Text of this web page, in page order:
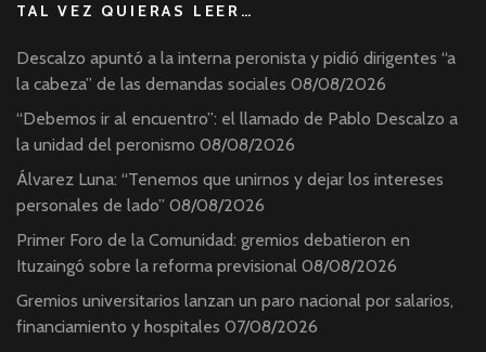
TAL VEZ QUIERAS LEER…
Descalzo apuntó a la interna peronista y pidió dirigentes “a
la cabeza” de las demandas sociales 08/08/2026
“Debemos ir al encuentro”: el llamado de Pablo Descalzo a
la unidad del peronismo 08/08/2026
Álvarez Luna: “Tenemos que unirnos y dejar los intereses
personales de lado” 08/08/2026
Primer Foro de la Comunidad: gremios debatieron en
Ituzaingó sobre la reforma previsional 08/08/2026
Gremios universitarios lanzan un paro nacional por salarios,
financiamiento y hospitales 07/08/2026